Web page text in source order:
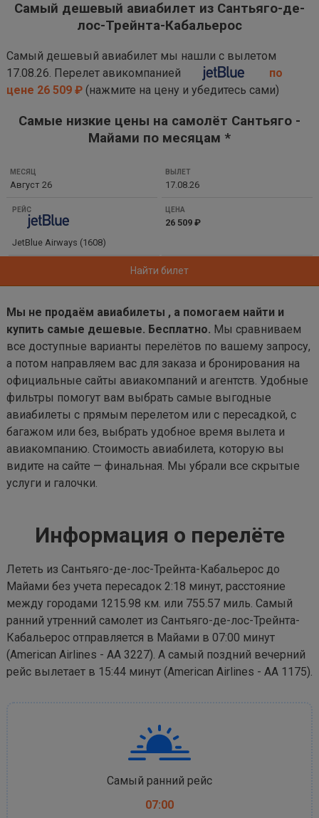
Самый дешевый авиабилет из Сантьяго-де-
лос-Трейнта-Кабальерос
Самый дешевый авиабилет мы нашли с вылетом
17.08.26. Перелет авикомпанией
по
цене 26 509 ₽ (нажмите на цену и убедитесь сами)
Самые низкие цены на самолёт Сантьяго -
Майами по месяцам *
МЕСЯЦ
ВЫЛЕТ
РЕЙС
Август 26 17.08.26
JetBlue Airways (1608)
26 509 ₽
Найти билет
Мы не продаём авиабилеты , а помогаем найти и
купить самые дешевые. Бесплатно. Мы сравниваем
все доступные варианты перелётов по вашему запросу,
а потом направляем вас для заказа и бронирования на
официальные сайты авиакомпаний и агентств. Удобные
фильтры помогут вам выбрать самые выгодные
авиабилеты с прямым перелетом или с пересадкой, с
багажом или без, выбрать удобное время вылета и
авиакомпанию. Стоимость авиабилета, которую вы
видите на сайте — финальная. Мы убрали все скрытые
услуги и галочки.
Информация о перелёте
Лететь из Сантьяго-де-лос-Трейнта-Кабальерос до
Майами без учета пересадок 2:18 минут, расстояние
между городами 1215.98 км. или 755.57 миль. Самый
ранний утренний самолет из Сантьяго-де-лос-Трейнта-
Кабальерос отправляется в Майами в 07:00 минут
(American Airlines - AA 3227). А самый поздний вечерний
рейс вылетает в 15:44 минут (American Airlines - AA 1175).
Самый ранний рейс
07:00